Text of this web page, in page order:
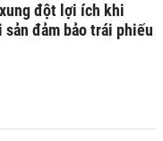
đột lợi ích khi
sản đảm bảo trái phiếu